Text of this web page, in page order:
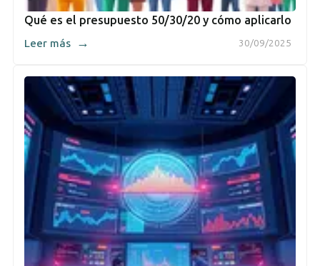
Qué es el presupuesto 50/30/20 y cómo aplicarlo
30/09/2025
Leer más →